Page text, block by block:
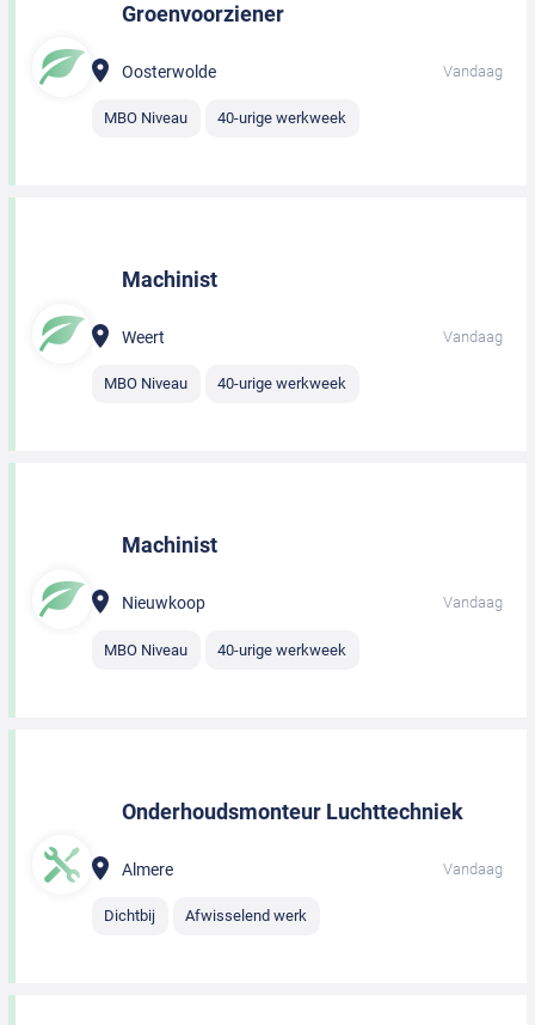
Groenvoorziener
Oosterwolde Vandaag
MBO Niveau 40-urige werkweek
Machinist
Weert Vandaag
MBO Niveau 40-urige werkweek
Machinist
Nieuwkoop Vandaag
MBO Niveau 40-urige werkweek
Onderhoudsmonteur Luchttechniek
Almere Vandaag
Dichtbij Afwisselend werk